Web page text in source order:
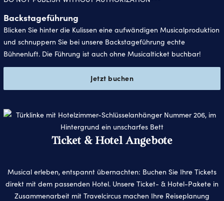
Backstageführung
Blicken Sie hinter die Kulissen eine aufwändigen Musicalproduktion
und schnuppern Sie bei unsere Backstageführung echte
Bühnenluft. Die Führung ist auch ohne Musicalticket buchbar!
Jetzt buchen
Ticket & Hotel Angebote
Musical erleben, entspannt übernachten: Buchen Sie Ihre Tickets
direkt mit dem passenden Hotel. Unsere Ticket- & Hotel-Pakete in
Zusammenarbeit mit Travelcircus machen Ihre Reiseplanung